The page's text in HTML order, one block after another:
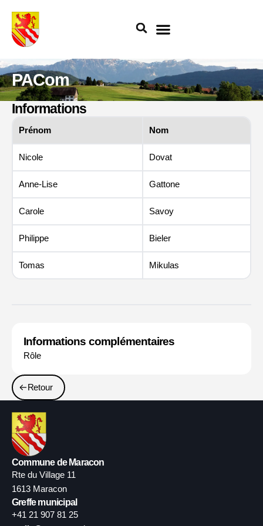
contenu
PACom
Informations
Prénom Nom
Nicole Dovat
Anne-Lise Gattone
Carole Savoy
Philippe Bieler
Tomas Mikulas
Informations complémentaires
Rôle
Retour
Commune de Maracon
Rte du Village 11
1613 Maracon
Greffe municipal
+41 21 907 81 25